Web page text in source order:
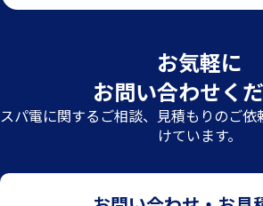
お気軽に
お問い合わせく
スパ電に関するご相談、見積もりのご
けています。